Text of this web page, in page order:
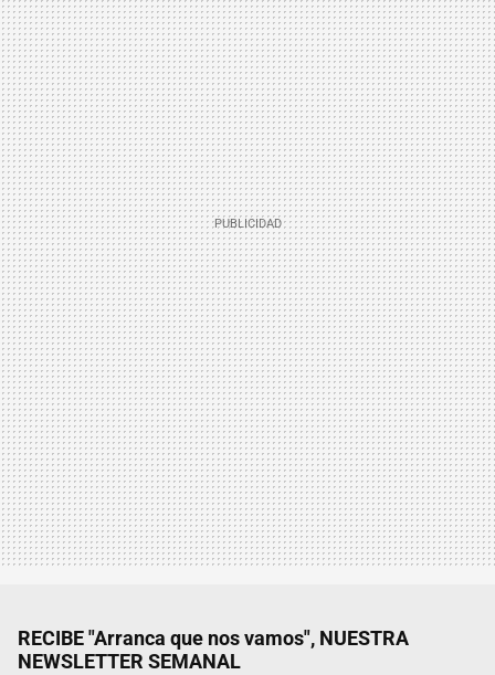
RECIBE "Arranca que nos vamos", NUESTRA
NEWSLETTER SEMANAL